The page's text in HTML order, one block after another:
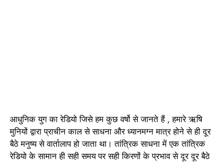
आधुनिक युग का रेडियो जिसे हम कुछ वर्षो से जानते हैं , हमारे ऋषि
मुनियों द्वारा प्राचीन काल से साधना और ध्यानमग्न मात्र होने से ही दूर
बैठे मनुष्य से वार्तालाप हो जाता था। तांत्रिक साधना में एक तांत्रिक
रेडियो के सामान ही सही समय पर सही किरणों के प्रभाव से दूर दूर बैठे